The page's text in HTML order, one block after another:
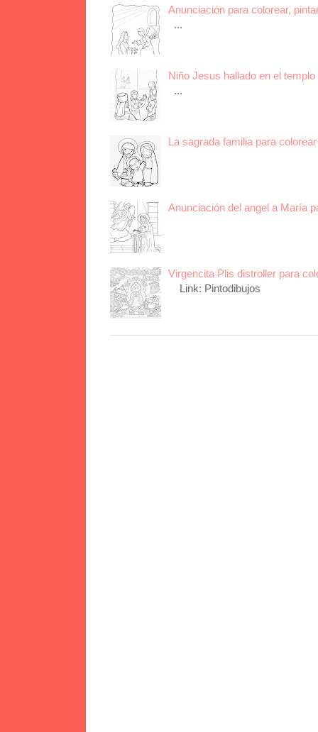
Anunciación para colorear,
...
Niño Jesus hallado en el
...
La sagrada familia para
Anunciación del angel a María
Virgencita Plis distroller para
Link: Pintodibujos